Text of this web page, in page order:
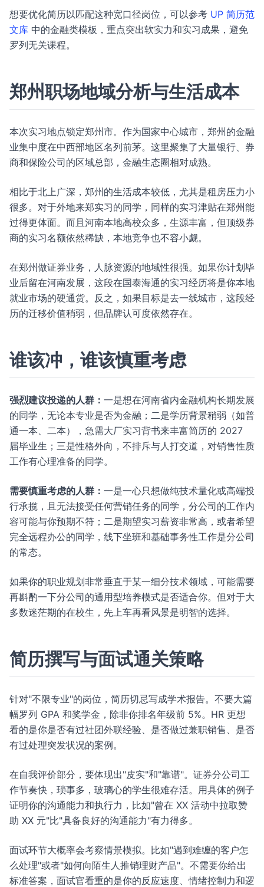
想要优化简历以匹配这种宽口径岗位，可以参考 UP 简历范
文库 中的金融类模板，重点突出软实力和实习成果，避免
罗列无关课程。
郑州职场地域分析与生活成本
本次实习地点锁定郑州市。作为国家中心城市，郑州的金融
业集中度在中西部地区名列前茅。这里聚集了大量银行、券
商和保险公司的区域总部，金融生态圈相对成熟。
相比于北上广深，郑州的生活成本较低，尤其是租房压力小
很多。对于外地来郑实习的同学，同样的实习津贴在郑州能
过得更体面。而且河南本地高校众多，生源丰富，但顶级券
商的实习名额依然稀缺，本地竞争也不容小觑。
在郑州做证券业务，人脉资源的地域性很强。如果你计划毕
业后留在河南发展，这段在国泰海通的实习经历将是你本地
就业市场的硬通货。反之，如果目标是去一线城市，这段经
历的迁移价值稍弱，但品牌认可度依然存在。
谁该冲，谁该慎重考虑
强烈建议投递的人群： 一是想在河南省内金融机构长期发展
的同学，无论本专业是否为金融；二是学历背景稍弱（如普
通一本、二本），急需大厂实习背书来丰富简历的 2027
届毕业生；三是性格外向，不排斥与人打交道，对销售性质
工作有心理准备的同学。
需要慎重考虑的人群： 一是一心只想做纯技术量化或高端投
行承揽，且无法接受任何营销任务的同学，分公司的工作内
容可能与你预期不符；二是期望实习薪资非常高，或者希望
完全远程办公的同学，线下坐班和基础事务性工作是分公司
的常态。
如果你的职业规划非常垂直于某一细分技术领域，可能需要
再斟酌一下分公司的通用型培养模式是否适合你。但对于大
多数迷茫期的在校生，先上车再看风景是明智的选择。
简历撰写与面试通关策略
针对"不限专业"的岗位，简历切忌写成学术报告。不要大篇
幅罗列 GPA 和奖学金，除非你排名年级前 5%。HR 更想
看的是你是否有过社团外联经验、是否做过兼职销售、是否
有过处理突发状况的案例。
在自我评价部分，要体现出"皮实"和"靠谱"。证券分公司工
作节奏快，琐事多，玻璃心的学生很难存活。用具体的例子
证明你的沟通能力和执行力，比如"曾在 XX 活动中拉取赞
助 XX 元"比"具备良好的沟通能力"有力得多。
面试环节大概率会考察情景模拟。比如"遇到难缠的客户怎
么处理"或者"如何向陌生人推销理财产品"。不需要你给出
标准答案，面试官看重的是你的反应速度、情绪控制力和逻